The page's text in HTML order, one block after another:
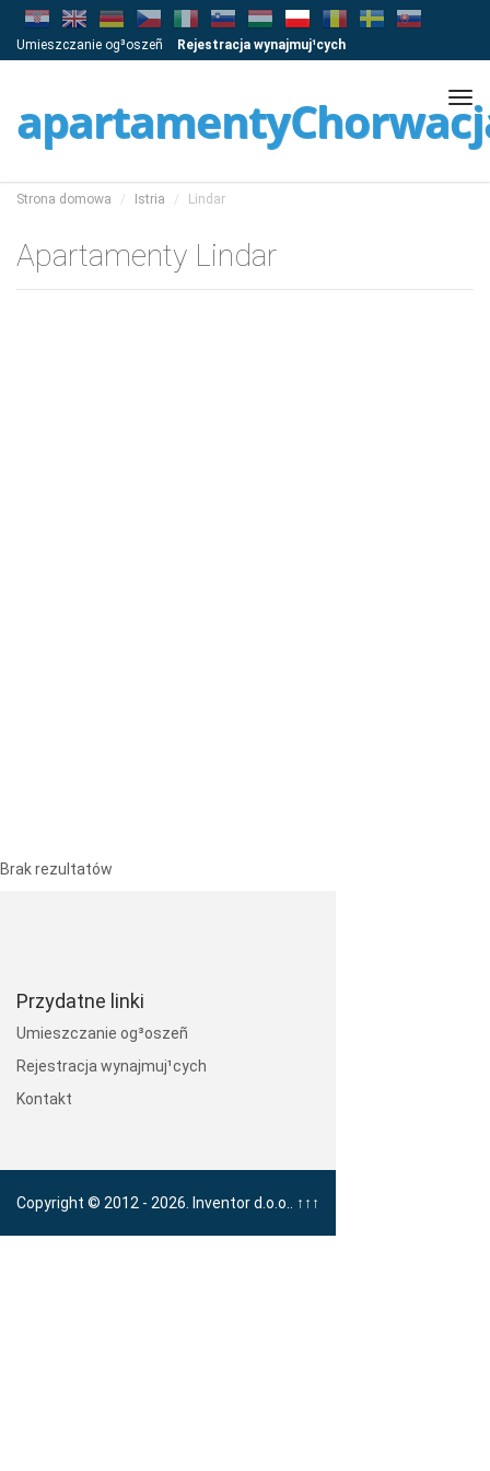
Umieszczanie og³oszeñ Rejestracja wynajmuj¹cych
Strona domowa Istria Lindar
Apartamenty Lindar
Brak rezultatów
Przydatne linki
Umieszczanie og³oszeñ
Rejestracja wynajmuj¹cych
Kontakt
Copyright © 2012 - 2026. Inventor d.o.o.. ↑↑↑